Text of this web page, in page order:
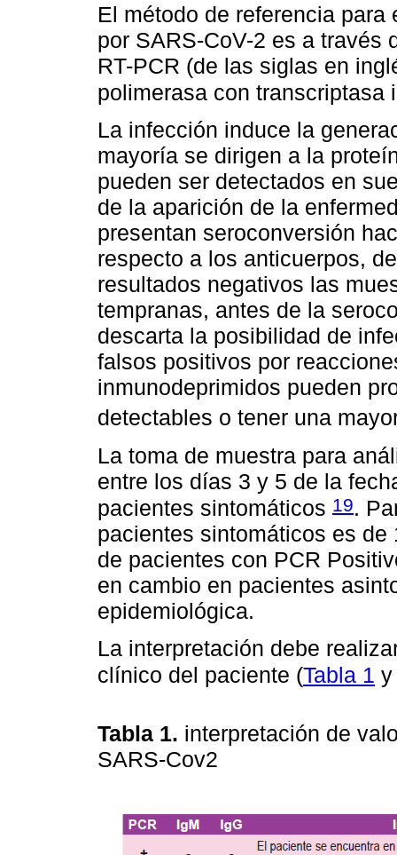
El método de referencia
por SARS-CoV-2 es a través
RT-PCR (de las siglas en
polimerasa con transcriptasa
La infección induce la
mayoría se dirigen a la
pueden ser detectados en
de la aparición de la
presentan seroconversión
respecto a los anticuerpos,
resultados negativos las
tempranas, antes de la
descarta la posibilidad de
falsos positivos por
inmunodeprimidos pueden
detectables o tener una
La toma de muestra para
entre los días 3 y 5 de la
pacientes sintomáticos 19.
pacientes sintomáticos es
de pacientes con PCR
en cambio en pacientes
epidemiológica.
La interpretación debe
clínico del paciente (Tabla 1
Tabla 1. interpretación de
SARS-Cov2